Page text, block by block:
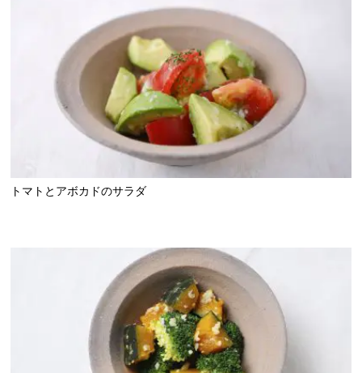
トマトとアボカドのサラダ